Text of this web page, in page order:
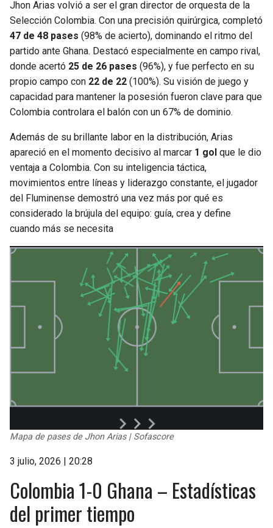
Jhon Arias volvió a ser el gran director de orquesta de la
Selección Colombia. Con una precisión quirúrgica, completó
47 de 48 pases (98% de acierto), dominando el ritmo del
partido ante Ghana. Destacó especialmente en campo rival,
donde acertó 25 de 26 pases (96%), y fue perfecto en su
propio campo con 22 de 22 (100%). Su visión de juego y
capacidad para mantener la posesión fueron clave para que
Colombia controlara el balón con un 67% de dominio.
Además de su brillante labor en la distribución, Arias
apareció en el momento decisivo al marcar 1 gol que le dio
ventaja a Colombia. Con su inteligencia táctica,
movimientos entre líneas y liderazgo constante, el jugador
del Fluminense demostró una vez más por qué es
considerado la brújula del equipo: guía, crea y define
cuando más se necesita
Mapa de pases de Jhon Arias | Sofascore
3 julio, 2026 | 20:28
Colombia 1-0 Ghana – Estadísticas
del primer tiempo